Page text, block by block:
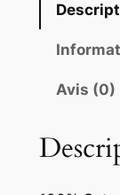
e
T
Avis (0)